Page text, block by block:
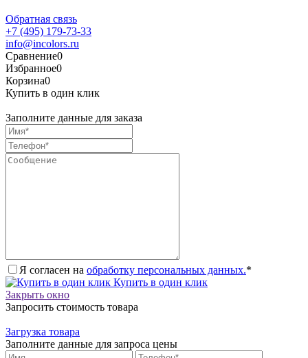
Обратная связь
+7 (495) 179-73-33
info@incolors.ru
Сравнение0
Избранное0
Корзина0
Купить в один клик
Заполните данные для заказа
Я согласен на обработку персональных данных.*
Купить в один клик
Закрыть окно
Запросить стоимость товара
Загрузка товара
Заполните данные для запроса цены